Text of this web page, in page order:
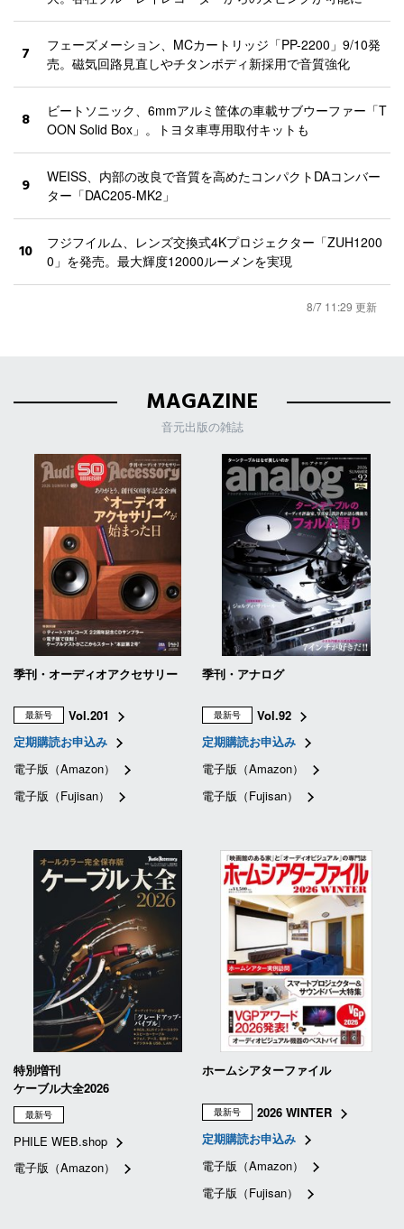
7
フェーズメーション、MCカートリッジ「PP-2200」9/10発
売。磁気回路見直しやチタンボディ新採用で音質強化
8
ビートソニック、6mmアルミ筐体の車載サブウーファー「T
OON Solid Box」。トヨタ車専用取付キットも
9
WEISS、内部の改良で音質を高めたコンパクトDAコンバー
ター「DAC205-MK2」
10
フジフイルム、レンズ交換式4Kプロジェクター「ZUH1200
0」を発売。最大輝度12000ルーメンを実現
8/7 11:29 更新
MAGAZINE
音元出版の雑誌
季刊・オーディオアクセサリー
最新号
Vol.201
定期購読お申込み
電子版（Amazon）
電子版（Fujisan）
季刊・アナログ
最新号
Vol.92
定期購読お申込み
電子版（Amazon）
電子版（Fujisan）
特別増刊
ケーブル大全2026
最新号
PHILE WEB.shop
電子版（Amazon）
ホームシアターファイル
最新号
2026 WINTER
定期購読お申込み
電子版（Amazon）
電子版（Fujisan）